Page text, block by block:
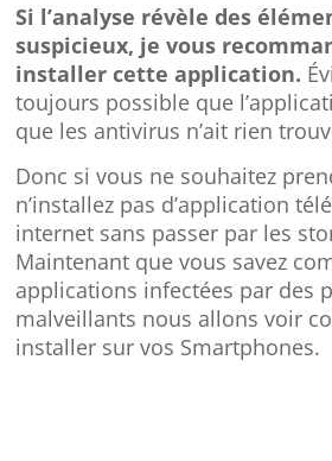
Si l’analyse révèle des
suspicieux, je vous
installer cette application.
toujours possible que
que les antivirus n’ait rien
Donc si vous ne souhaitez
n’installez pas d’application
internet sans passer par les
Maintenant que vous savez
applications infectées par des
malveillants nous allons voir
installer sur vos Smartphones.